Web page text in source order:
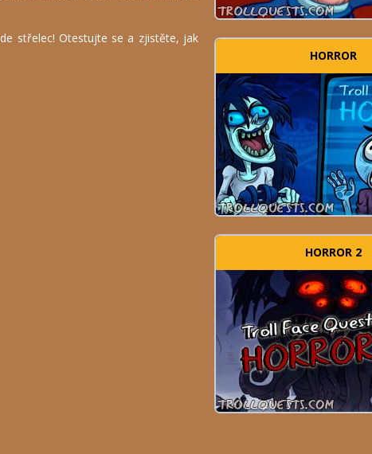
střelec! Otestujte se a zjistěte, jak
HORROR
HORROR 2